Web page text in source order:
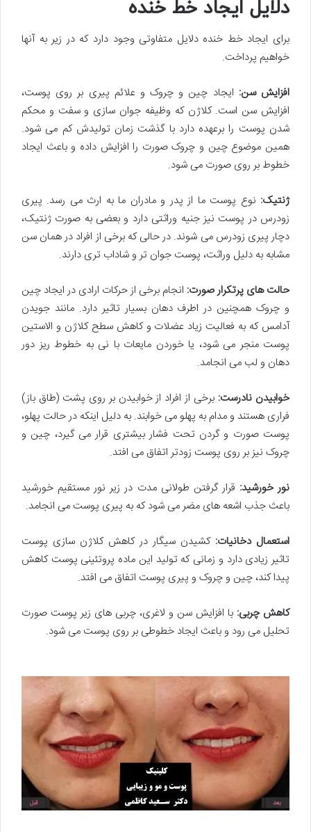
دلایل ایجاد خط خنده
برای ایجاد خط خنده دلایل متفاوتی وجود دارد که در زیر به آنها
خواهیم پرداخت.
افزایش سن: ایجاد چین و چروک و علائم پیری بر روی پوست،
افزایش سن است. کلاژن که وظیفه جوان سازی و سفت و محکم
شدن پوست را برعهده دارد با گذشت زمان تولیدش کم می شود.
همین موضوع چین و چروک صورت را افزایش داده و باعث ایجاد
خطوط بر روی صورت می شود.
ژنتیک: نوع پوست ما از پدر و مادران ما به ارث می رسد. پیری
زودرس در پوست نیز جنیه وراثتی دارد و بعضی به صورت ژنتیک،
دچار پیری زودرس می شوند. در حالی که برخی از افراد در همان سن
مشابه به دلیل وراثت، پوست جوان تر و شاداب تری دارند.
حالت های پرتکرار صورت: انجام برخی از حرکات ارادی در ایجاد چین
و چروک همچنین در اطرف دهان بسیار تاثیر دارد. مانند جویدن
آدامس که به فعالیت زیاد عضلات و کاهش سطح کلاژن و الاستین
پوست منجر می شود، یا خوردن مایعات با نی به خطوط ریز دور
دهان و لب می انجامد.
خوابیدن نادرست: برخی از افراد از خوابیدن بر روی پشت (طاق باز)
فراری هستند و مدام به پهلو می خوابند. به دلیل اینکه در حالت پهلو،
پوست صورت و گردن تحت فشار بیشتری قرار می گیرد، چین و
چروک نیز بر روی پوست زودتر اتفاق می افتد.
نور خورشید: قرار گرفتن طولانی مدت در زیر نور مستقیم خورشید
باعث جذب اشعه های مضر می شود که به پیری پوست می انجامد.
استعمال دخانیات: کشیدن سیگار در کاهش کلاژن سازی پوست
تاثیر زیادی دارد و زمانی که تولید این ماده پروتئینی پوست کاهش
پیدا کند، چین و چروک و پیری پوست اتفاق می افتد.
کاهش چربی: با افزایش سن و لاغری، چربی های زیر پوست صورت
تحلیل می رود و باعث ایجاد خطوطی بر روی پوست می شود.